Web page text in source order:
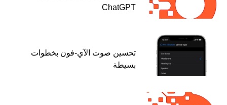
ChatGPT
تحسين صوت الآي-فون بخطوات
بسيطة